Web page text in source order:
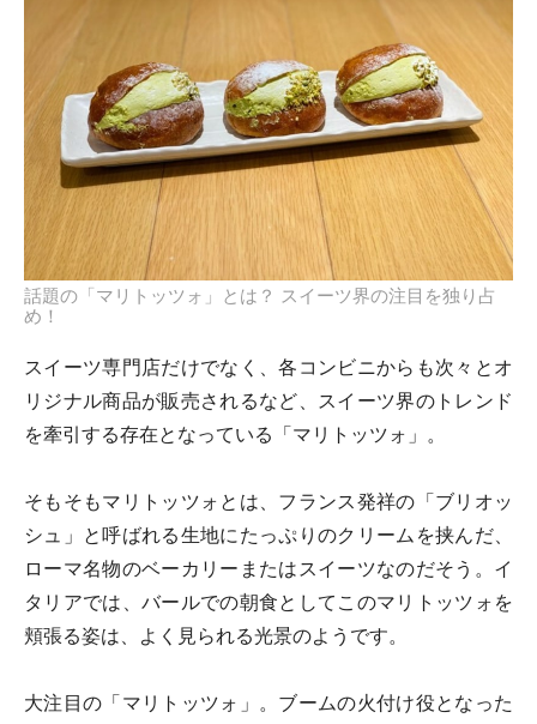
話題の「マリトッツォ」とは？ スイーツ界の注目を独り占
め！
スイーツ専門店だけでなく、各コンビニからも次々とオ
リジナル商品が販売されるなど、スイーツ界のトレンド
を牽引する存在となっている「マリトッツォ」。
そもそもマリトッツォとは、フランス発祥の「ブリオッ
シュ」と呼ばれる生地にたっぷりのクリームを挟んだ、
ローマ名物のベーカリーまたはスイーツなのだそう。イ
タリアでは、バールでの朝食としてこのマリトッツォを
頬張る姿は、よく見られる光景のようです。
大注目の「マリトッツォ」。ブームの火付け役となった